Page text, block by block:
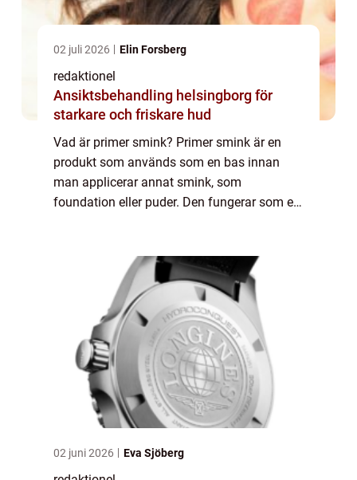
02 juli 2026 Elin Forsberg
redaktionel
Ansiktsbehandling helsingborg för
starkare och friskare hud
Vad är primer smink? Primer smink är en
produkt som används som en bas innan
man applicerar annat smink, som
foundation eller puder. Den fungerar som en
02 juni 2026 Eva Sjöberg